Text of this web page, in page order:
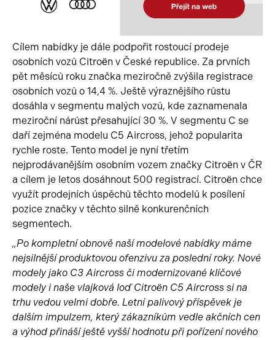
Cílem nabídky je dále podpořit rostoucí prodeje
osobních vozů Citroën v České republice. Za prvních
pět měsíců roku značka meziročně zvýšila registrace
osobních vozů o 14,4 %. Ještě výraznějšího růstu
dosáhla v segmentu malých vozů, kde zaznamenala
meziroční nárůst přesahující 30 %. V segmentu C se
daří zejména modelu C5 Aircross, jehož popularita
rychle roste. Tento model je nyní třetím
nejprodávanějším osobním vozem značky Citroën v ČR
a cílem je letos dosáhnout 500 registrací. Citroën chce
využít prodejních úspěchů těchto modelů k posílení
pozice značky v těchto silně konkurenčních
segmentech.
„Po kompletní obnově naší modelové nabídky máme
nejsilnější produktovou ofenzivu za poslední roky. Nové
modely jako C3 Aircross či modernizované klíčové
modely i naše vlajková loď Citroën C5 Aircross si na
trhu vedou velmi dobře. Letní palivový příspěvek je
dalším impulzem, který zákazníkům vedle akčních cen
a výhod přináší ještě vyšší hodnotu při pořízení nového